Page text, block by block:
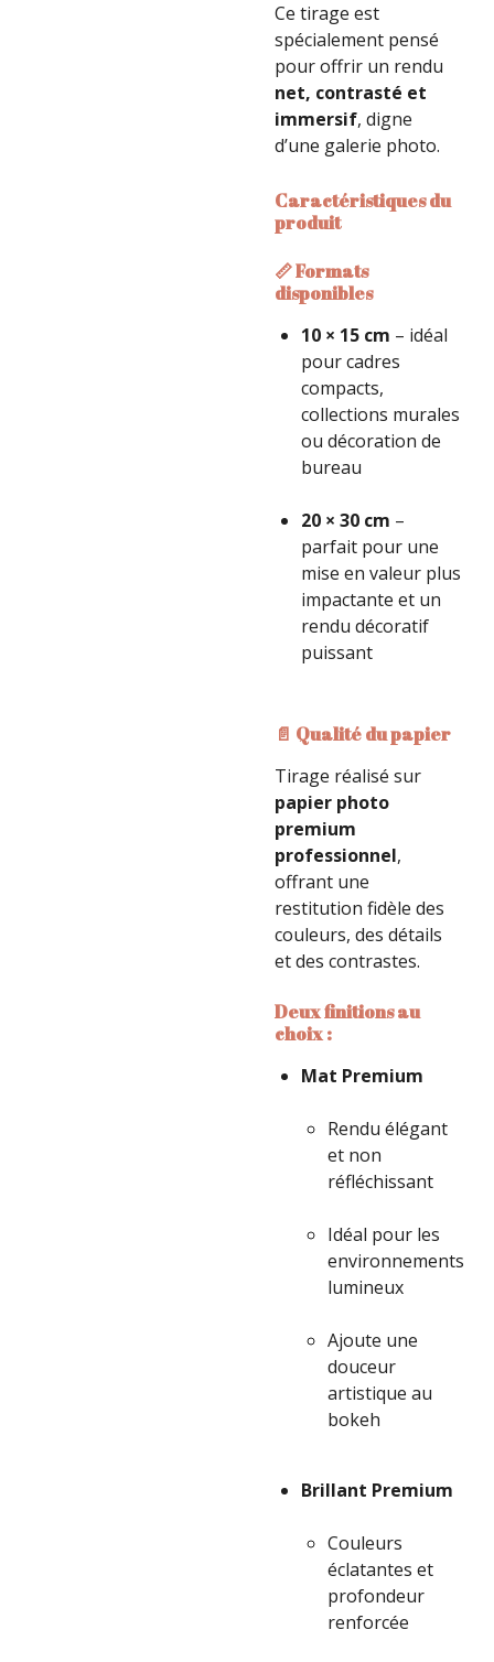
Ce tirage est
spécialement pensé
pour offrir un rendu
net, contrasté et
immersif, digne
d’une galerie photo.
Caractéristiques du
produit
📏 Formats
disponibles
10 × 15 cm – idéal
pour cadres
compacts,
collections murales
ou décoration de
bureau
20 × 30 cm –
parfait pour une
mise en valeur plus
impactante et un
rendu décoratif
puissant
📄 Qualité du papier
Tirage réalisé sur
papier photo
premium
professionnel,
offrant une
restitution fidèle des
couleurs, des détails
et des contrastes.
Deux finitions au
choix :
Mat Premium
Rendu élégant
et non
réfléchissant
Idéal pour les
environnements
lumineux
Ajoute une
douceur
artistique au
bokeh
Brillant Premium
Couleurs
éclatantes et
profondeur
renforcée